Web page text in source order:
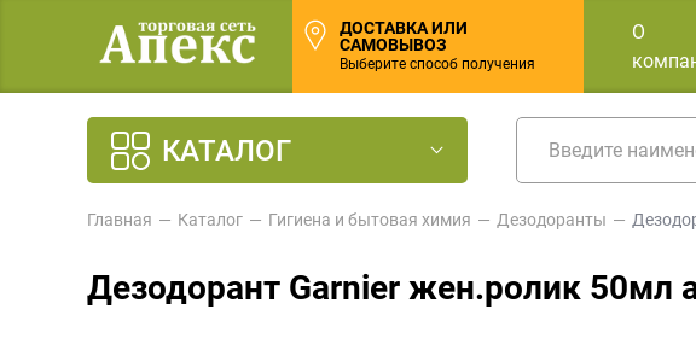
ДОСТАВКА ИЛИ
САМОВЫВОЗ
Выберите способ получения
О
КАТАЛОГ
Главная Каталог Гигиена и бытовая химия Дезодоранты
Дезодорант Garnier жен.ролик 50мл